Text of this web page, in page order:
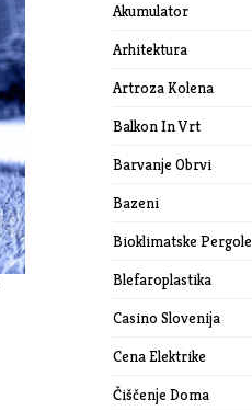
Akumulator
Arhitektura
Artroza Kolena
Balkon In Vrt
Barvanje Obrvi
Bazeni
Bioklimatske Pergole
Blefaroplastika
Casino Slovenija
Cena Elektrike
Čiščenje Doma